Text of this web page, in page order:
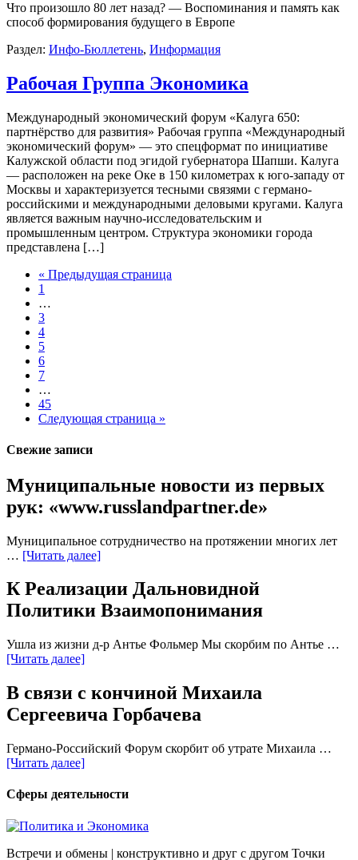
Что произошло 80 лет назад? — Воспоминания и память как
способ формирования будущего в Европе
Раздел: Инфо-Бюллетень, Информация
Рабочая Группа Экономика
Международный экономический форум «Калуга 650:
партнёрство для развития» Рабочая группа «Международный
экономический форум» — это спецформат по инициативе
Калужской области под эгидой губернатора Шапши. Калуга
— расположен на реке Оке в 150 километрах к юго-западу от
Москвы и характеризуется тесными связями с германо-
российскими и международными деловыми кругами. Калуга
является важным научно-исследовательским и
промышленным центром. Структура экономики города
представлена […]
« Предыдущая страница
1
…
3
4
5
6
7
…
45
Следующая страница »
Свежие записи
Муниципальные новости из первых
рук: «www.russlandpartner.de»
Муниципальное сотрудничество на протяжении многих лет
… [Читать далее]
К Реализации Дальновидной
Политики Взаимопонимания
Ушла из жизни д-р Антье Фольмер Мы скорбим по Антье …
[Читать далее]
В связи с кончиной Михаила
Сергеевича Горбачева
Германо-Российский Форум скорбит об утрате Михаила …
[Читать далее]
Сферы деятельности
Встречи и обмены | конструктивно и друг с другом Точки